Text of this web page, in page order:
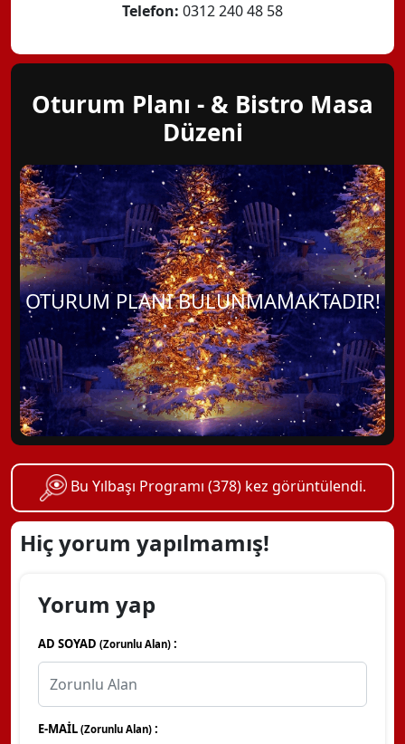
Telefon: 0312 240 48 58
Oturum Planı - & Bistro Masa
Düzeni
OTURUM PLANI BULUNMAMAKTADIR!
Bu Yılbaşı Programı (378) kez görüntülendi.
Hiç yorum yapılmamış!
Yorum yap
AD SOYAD (Zorunlu Alan) :
E-MAİL (Zorunlu Alan) :